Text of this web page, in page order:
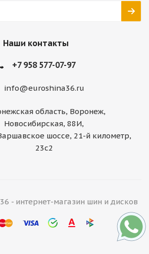
Наши контакты
+7 958 577-07-97
info@euroshina36.ru
область, Воронеж,
Новосибирская, 88И,
шоссе, 21-й километр,
23с2
- интернет-магазин шин и дисков